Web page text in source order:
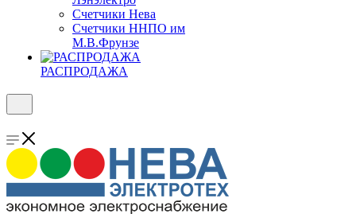
Счетчики Нева
Счетчики ННПО им
М.В.Фрунзе
РАСПРОДАЖА